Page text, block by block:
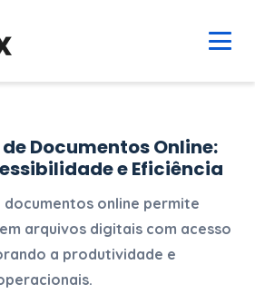
Documentos Online:
e Eficiência
online permite
arquivos digitais com acesso
a produtividade e